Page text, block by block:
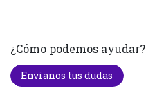
¿Cómo podemos ayudar?
Envianos tus dudas